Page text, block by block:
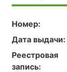
Номер:
Дата выдачи:
Реестровая
запись: